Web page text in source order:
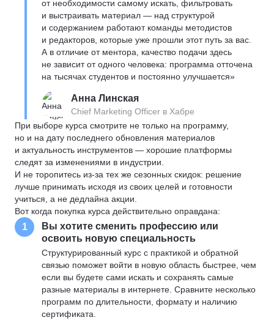
от необходимости самому искать, фильтровать
и выстраивать материал — над структурой
и содержанием работают команды методистов
и редакторов, которые уже прошли этот путь за вас.
А в отличие от ментора, качество подачи здесь
не зависит от одного человека: программа отточена
на тысячах студентов и постоянно улучшается»
Анна Линская
Chief Marketing Officer в Хабре
При выборе курса смотрите не только на программу,
но и на дату последнего обновления материалов
и актуальность инструментов — хорошие платформы
следят за изменениями в индустрии.
И не торопитесь из-за тех же сезонных скидок: решение
лучше принимать исходя из своих целей и готовности
учиться, а не дедлайна акции.
Вот когда покупка курса действительно оправдана:
1
Вы хотите сменить профессию или
освоить новую специальность
Структурированный курс с практикой и обратной
связью поможет войти в новую область быстрее, чем
если вы будете сами искать и сохранять самые
разные материалы в интернете. Сравните несколько
программ по длительности, формату и наличию
сертификата.